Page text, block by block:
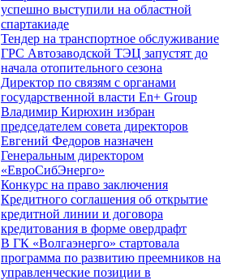
успешно выступили на областной
спартакиаде
Тендер на транспортное обслуживание
ГРС Автозаводской ТЭЦ запустят до
начала отопительного сезона
Директор по связям с органами
государственной власти En+ Group
Владимир Кирюхин избран
председателем совета директоров
Евгений Федоров назначен
Генеральным директором
«ЕвроСибЭнерго»
Конкурс на право заключения
Кредитного соглашения об открытие
кредитной линии и договора
кредитования в форме овердрафт
В ГК «Волгаэнерго» стартовала
программа по развитию преемников на
управленческие позиции в